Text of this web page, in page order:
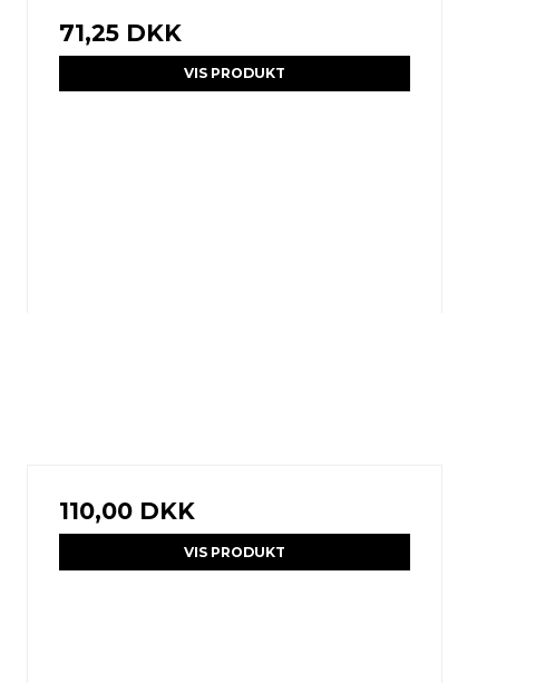
71,25 DKK
VIS PRODUKT
110,00 DKK
VIS PRODUKT